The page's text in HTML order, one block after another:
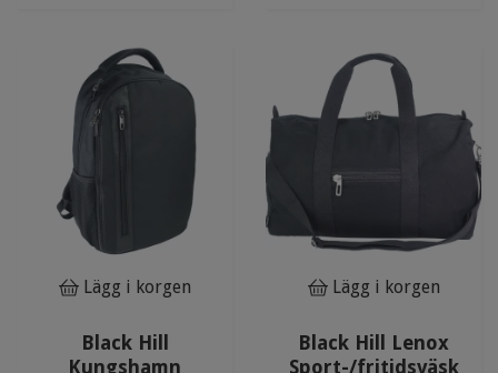
Lägg i korgen
Black Hill
Kungshamn
Lägg i korgen
Black Hill Lenox
Sport-/fritidsväsk